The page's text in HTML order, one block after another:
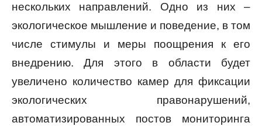
нескольких направлений. Одно из них –
экологическое мышление и поведение, в том
числе стимулы и меры поощрения к его
внедрению. Для этого в области будет
увеличено количество камер для фиксации
экологических правонарушений,
автоматизированных постов мониторинга